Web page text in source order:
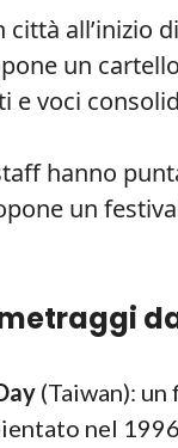
all’inizio
un
e voci
hanno
un
(Taiwan):
nel